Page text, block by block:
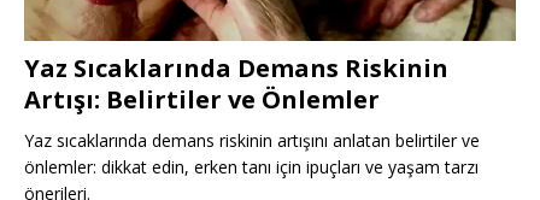
Yaz Sıcaklarında Demans Riskinin
Artışı: Belirtiler ve Önlemler
Yaz sıcaklarında demans riskinin artışını anlatan belirtiler ve
önlemler: dikkat edin, erken tanı için ipuçları ve yaşam tarzı
önerileri.